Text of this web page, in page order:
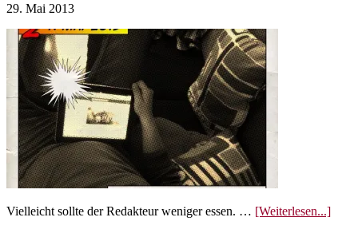
29. Mai 2013
Vielleicht sollte der Redakteur weniger essen. … [Weiterlesen...]